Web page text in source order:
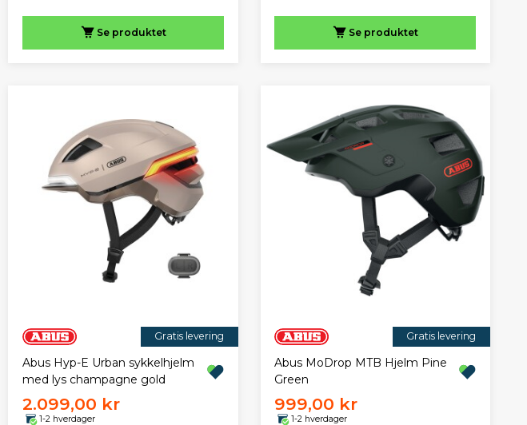
Se produktet Se produktet
Gratis levering
Abus Hyp-E Urban sykkelhjelm
med lys champagne gold
2.099,00 kr
1-2 hverdager
Gratis levering
Abus MoDrop MTB Hjelm Pine
Green
999,00 kr
1-2 hverdager